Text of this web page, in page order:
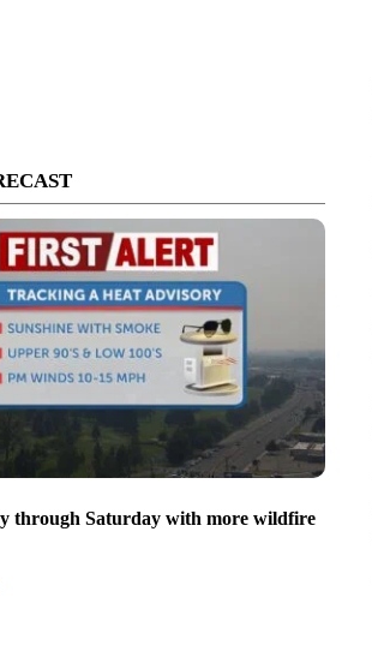
through Saturday with more wildfire